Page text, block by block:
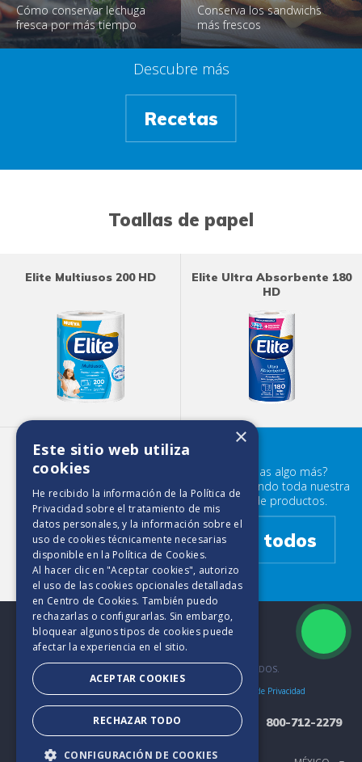
Cómo conservar lechuga
fresca por más tiempo
Conserva los sandwichs
más frescos
Descubre más
Recetas
Toallas de papel
Elite Multiusos 200 HD
Elite Ultra Absorbente 180
HD
Elite Maxirollo 450 HD
¿Buscabas algo más?
Prueba mirando toda nuestra
familia de productos.
Ver todos
2025. TODOS LOS DERECHOS RESERVADOS.
Políticas de Privacidad
800-712-2279
×
Este sitio web utiliza
cookies
He recibido la información de la Política de
Privacidad sobre el tratamiento de mis
datos personales, y la información sobre el
uso de cookies técnicamente necesarias
disponible en la Política de Cookies.
Al hacer clic en "Aceptar cookies", autorizo
el uso de las cookies opcionales detalladas
en Centro de Cookies. También puedo
rechazarlas o configurarlas. Sin embargo,
bloquear algunos tipos de cookies puede
afectar la experiencia en el sitio.
ACEPTAR COOKIES
RECHAZAR TODO
CONFIGURACIÓN DE COOKIES